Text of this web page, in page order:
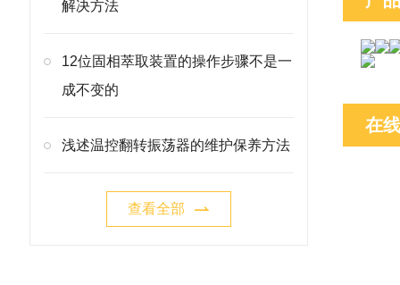
解决方法
12位固相萃取装置的操作步骤不是一
成不变的
浅述温控翻转振荡器的维护保养方法
查看全部
在